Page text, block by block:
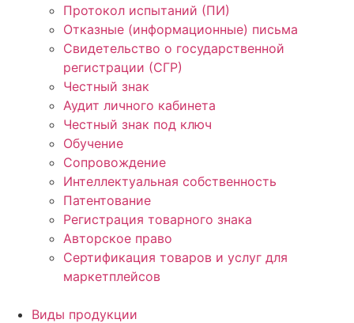
Протокол испытаний (ПИ)
Отказные (информационные) письма
Свидетельство о государственной
регистрации (СГР)
Честный знак
Аудит личного кабинета
Честный знак под ключ
Обучение
Сопровождение
Интеллектуальная собственность
Патентование
Регистрация товарного знака
Авторское право
Сертификация товаров и услуг для
маркетплейсов
Виды продукции